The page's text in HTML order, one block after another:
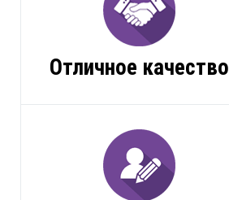
Отличное качество